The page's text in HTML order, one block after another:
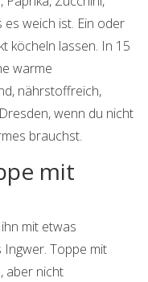
es weich ist. Ein oder
köcheln lassen. In 15
warme
nährstoffreich,
wenn du nicht
brauchst.
mit
mit etwas
Toppe mit
aber nicht